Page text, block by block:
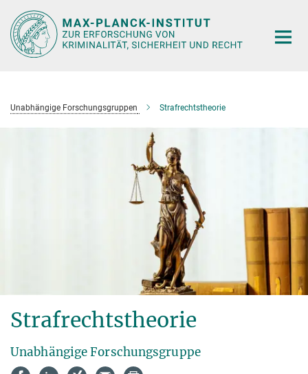
Hauptinhalt
Unabhängige Forschungsgruppen Strafrechtstheorie
Strafrechtstheorie
Unabhängige Forschungsgruppe